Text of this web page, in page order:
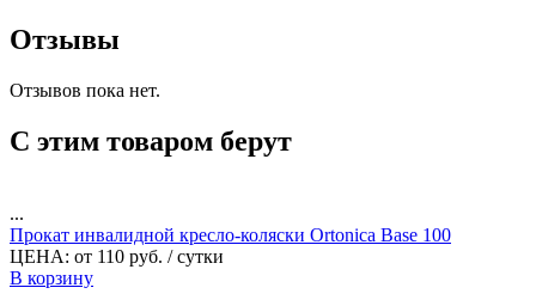
Отзывы
Отзывов пока нет.
С этим товаром берут
...
Прокат инвалидной кресло-коляски Ortonica Base 100
ЦЕНА: от 110 руб. / сутки
В корзину